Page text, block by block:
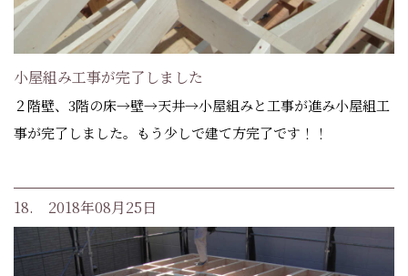
小屋組み工事が完了しました
２階壁、3階の床→壁→天井→小屋組みと工事が進み小屋組工
事が完了しました。もう少しで建て方完了です！！
18. 2018年08月25日